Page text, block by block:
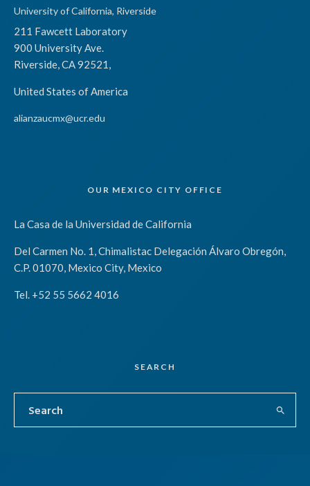
University of California, Riverside
211 Fawcett Laboratory
900 University Ave.
Riverside, CA 92521,
United States of America
alianzaucmx@ucr.edu
OUR MEXICO CITY OFFICE
La Casa de la Universidad de California
Del Carmen No. 1, Chimalistac Delegación Álvaro Obregón,
C.P. 01070, Mexico City, Mexico
Tel. +52 55 5662 4016
SEARCH